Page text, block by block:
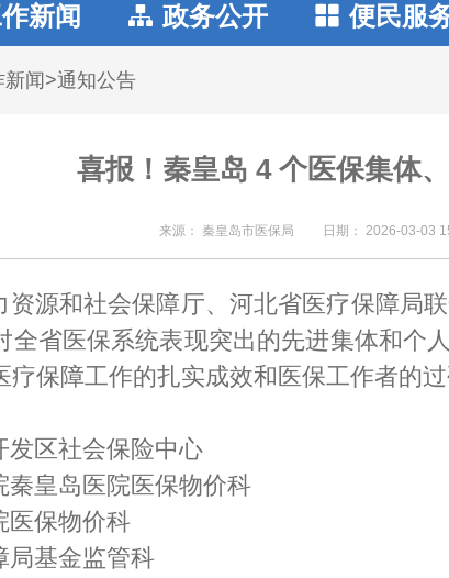
新闻  政务公开  便民服
闻 >通知公告
喜报！秦皇岛 4 个医保集体
来源： 秦皇岛市医保局 日期： 2026-03-03
资源和社会保障厅、河北省医疗保障局
全省医保系统表现突出的先进集体和个
保障工作的扎实成效和医保工作者的过
发区社会保险中心
秦皇岛医院医保物价科
医保物价科
局基金监管科